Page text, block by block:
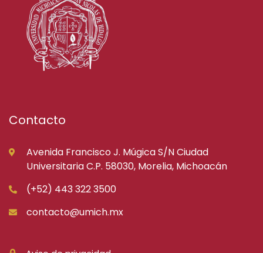
Contacto
Avenida Francisco J. Múgica S/N Ciudad
Universitaria C.P. 58030, Morelia, Michoacán
(+52) 443 322 3500
contacto@umich.mx